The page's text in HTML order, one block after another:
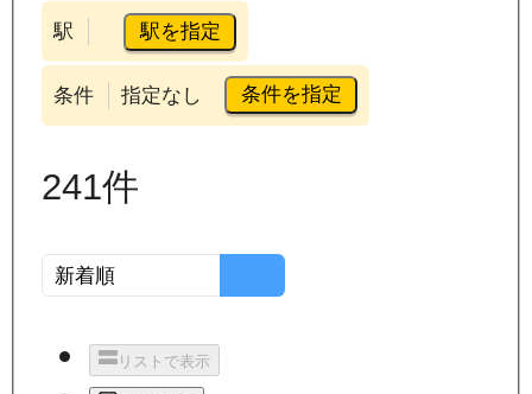
駅 駅を指定
条件 指定なし 条件を指定
241件
リストで表示